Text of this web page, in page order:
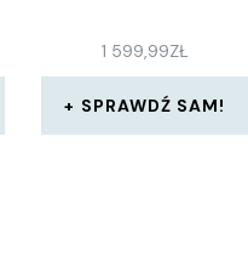
1 599,99ZŁ
SPRAWDŹ SAM!